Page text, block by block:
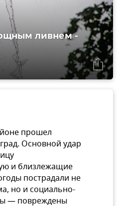
ливнем -
прошел
Основной удар
и близлежащие
пострадали не
но и социально-
— повреждены